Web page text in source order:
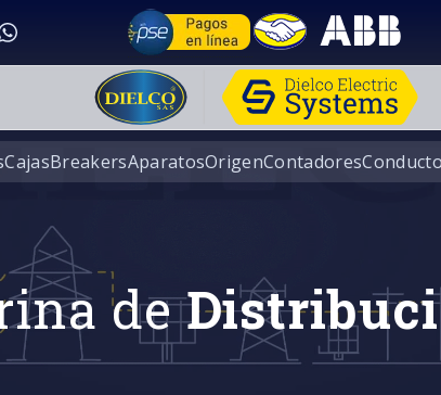
CajasBreakersAparatosOrigenContadores
de